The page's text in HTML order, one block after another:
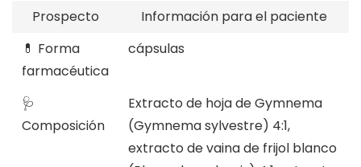
Prospecto
Información para el paciente
💊 Forma
farmacéutica
cápsulas
🩺
Composición
Extracto de hoja de Gymnema
(Gymnema sylvestre) 4:1,
extracto de vaina de frijol blanco